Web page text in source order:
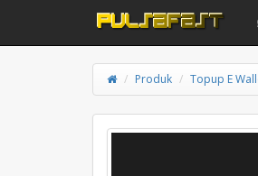
Produk Topup E